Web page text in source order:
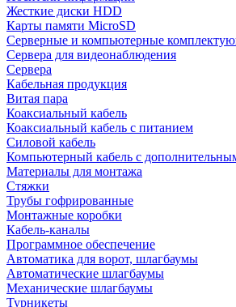
Жесткие диски HDD
Карты памяти MicroSD
Серверные и компьютерные
Сервера для видеонаблюдения
Сервера
Кабельная продукция
Витая пара
Коаксиальный кабель
Коаксиальный кабель с питанием
Силовой кабель
Компьютерный кабель с
Материалы для монтажа
Стяжки
Трубы гофрированные
Монтажные коробки
Кабель-каналы
Программное обеспечение
Автоматика для ворот, шлагбаумы
Автоматические шлагбаумы
Механические шлагбаумы
Турникеты